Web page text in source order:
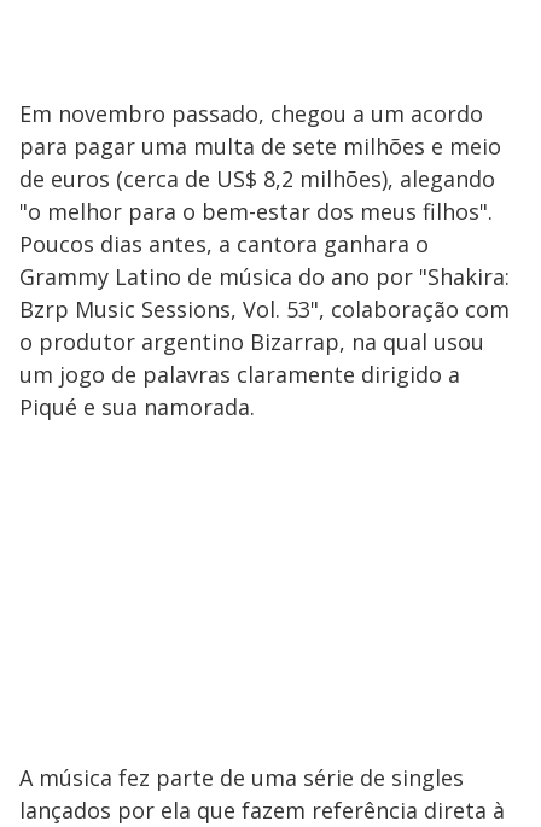
Em novembro passado, chegou a um acordo
para pagar uma multa de sete milhões e meio
de euros (cerca de US$ 8,2 milhões), alegando
"o melhor para o bem-estar dos meus filhos".
Poucos dias antes, a cantora ganhara o
Grammy Latino de música do ano por "Shakira:
Bzrp Music Sessions, Vol. 53", colaboração com
o produtor argentino Bizarrap, na qual usou
um jogo de palavras claramente dirigido a
Piqué e sua namorada.
A música fez parte de uma série de singles
lançados por ela que fazem referência direta à